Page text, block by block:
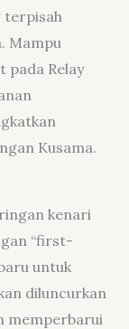
terpisah
Mampu
pada Relay
Kusama.
kenari
“first-
untuk
diluncurkan
memperbarui